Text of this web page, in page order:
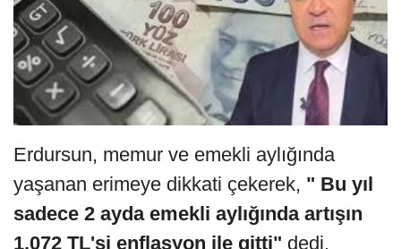
Erdursun, memur ve emekli aylığında
yaşanan erimeye dikkati çekerek, " Bu yıl
sadece 2 ayda emekli aylığında artışın
1.072 TL'si enflasyon ile gitti" dedi.